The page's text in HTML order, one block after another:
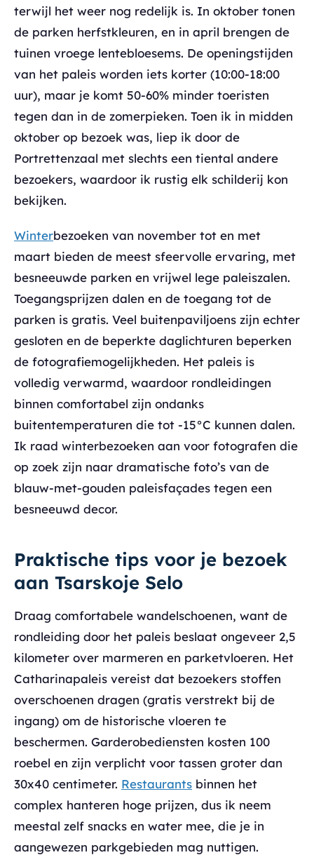
terwijl het weer nog redelijk is. In oktober tonen
de parken herfstkleuren, en in april brengen de
tuinen vroege lentebloesems. De openingstijden
van het paleis worden iets korter (10:00-18:00
uur), maar je komt 50-60% minder toeristen
tegen dan in de zomerpieken. Toen ik in midden
oktober op bezoek was, liep ik door de
Portrettenzaal met slechts een tiental andere
bezoekers, waardoor ik rustig elk schilderij kon
bekijken.
Winterbezoeken van november tot en met
maart bieden de meest sfeervolle ervaring, met
besneeuwde parken en vrijwel lege paleiszalen.
Toegangsprijzen dalen en de toegang tot de
parken is gratis. Veel buitenpaviljoens zijn echter
gesloten en de beperkte daglichturen beperken
de fotografiemogelijkheden. Het paleis is
volledig verwarmd, waardoor rondleidingen
binnen comfortabel zijn ondanks
buitentemperaturen die tot -15°C kunnen dalen.
Ik raad winterbezoeken aan voor fotografen die
op zoek zijn naar dramatische foto’s van de
blauw-met-gouden paleisfaçades tegen een
besneeuwd decor.
Praktische tips voor je bezoek
aan Tsarskoje Selo
Draag comfortabele wandelschoenen, want de
rondleiding door het paleis beslaat ongeveer 2,5
kilometer over marmeren en parketvloeren. Het
Catharinapaleis vereist dat bezoekers stoffen
overschoenen dragen (gratis verstrekt bij de
ingang) om de historische vloeren te
beschermen. Garderobediensten kosten 100
roebel en zijn verplicht voor tassen groter dan
30x40 centimeter. Restaurants binnen het
complex hanteren hoge prijzen, dus ik neem
meestal zelf snacks en water mee, die je in
aangewezen parkgebieden mag nuttigen.